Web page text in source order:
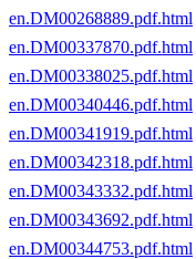
en.DM00268889.pdf.html
en.DM00337870.pdf.html
en.DM00338025.pdf.html
en.DM00340446.pdf.html
en.DM00341919.pdf.html
en.DM00342318.pdf.html
en.DM00343332.pdf.html
en.DM00343692.pdf.html
en.DM00344753.pdf.html